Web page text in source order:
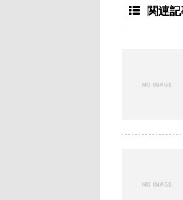
関連